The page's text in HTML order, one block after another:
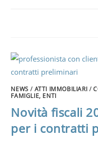
NEWS / ATTI IMMOBILIARI /
FAMIGLIE, ENTI
Novità fiscali
per i contratti